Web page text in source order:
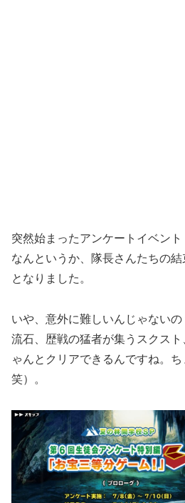
突然始まったアンケートイベント
なんというか、隊長さんたちの
となりました。
いや、意外に難しいんじゃないの
流石、歴戦の猛者が集うスクス
ゃんとクリアできるんですね。
笑）。